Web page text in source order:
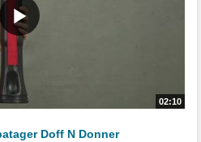
02:10
Doff N Donner